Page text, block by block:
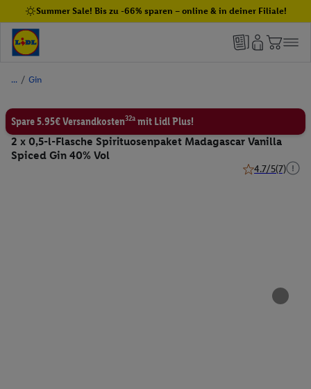
Summer Sale! Bis zu -66% sparen – online & in deiner Filiale!
/ Gin
Spare 5.95€ Versandkosten32a mit Lidl Plus!
2 x 0,5-l-Flasche Spirituosenpaket Madagascar Vanilla
Spiced Gin 40% Vol
4.7/5(7)